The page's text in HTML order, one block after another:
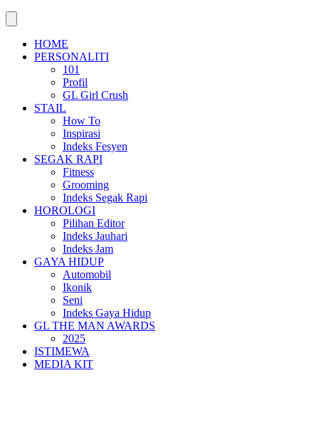
HOME
PERSONALITI
101
Profil
GL Girl Crush
STAIL
How To
Inspirasi
Indeks Fesyen
SEGAK RAPI
Fitness
Grooming
Indeks Segak Rapi
HOROLOGI
Pilihan Editor
Indeks Jauhari
Indeks Jam
GAYA HIDUP
Automobil
Ikonik
Seni
Indeks Gaya Hidup
GL THE MAN AWARDS
2025
ISTIMEWA
MEDIA KIT